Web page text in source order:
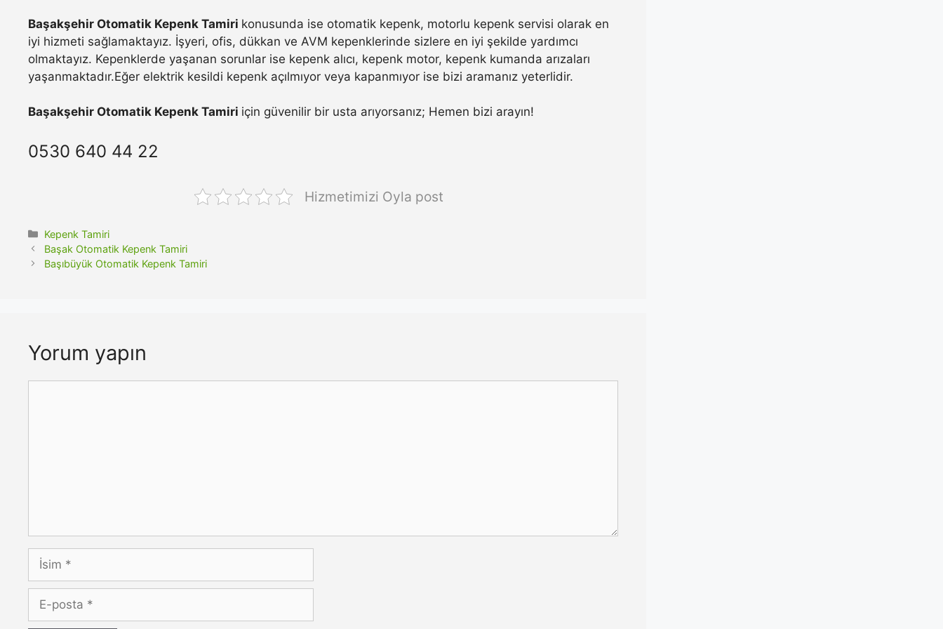
Başakşehir Otomatik Kepenk Tamiri konusunda ise otomatik kepenk, motorlu kepenk servisi olarak en
iyi hizmeti sağlamaktayız. İşyeri, ofis, dükkan ve AVM kepenklerinde sizlere en iyi şekilde yardımcı
olmaktayız. Kepenklerde yaşanan sorunlar ise kepenk alıcı, kepenk motor, kepenk kumanda arızaları
yaşanmaktadır.Eğer elektrik kesildi kepenk açılmıyor veya kapanmıyor ise bizi aramanız yeterlidir.
Başakşehir Otomatik Kepenk Tamiri için güvenilir bir usta arıyorsanız; Hemen bizi arayın!
0530 640 44 22
Hizmetimizi Oyla post
Kategoriler
Kepenk Tamiri
Başak Otomatik Kepenk Tamiri
Başıbüyük Otomatik Kepenk Tamiri
Yorum yapın
İsim
posta